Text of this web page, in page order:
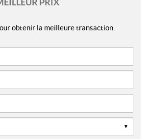
PRIX
obtenir la meilleure transaction.